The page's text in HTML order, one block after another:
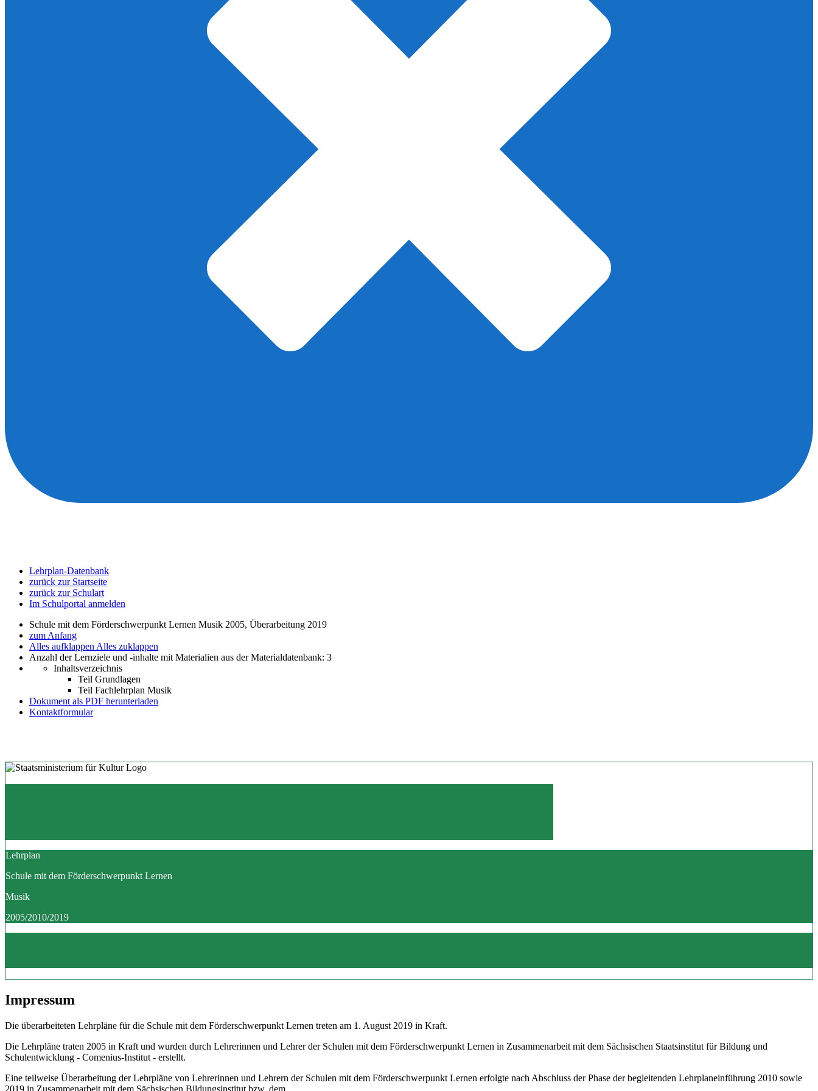
Lehrplan-Datenbank
zurück zur Startseite
zurück zur Schulart
Im Schulportal anmelden
Schule mit dem Förderschwerpunkt Lernen Musik 2005, Überarbeitung 2019
zum Anfang
Alles aufklappen Alles zuklappen
Anzahl der Lernziele und -inhalte mit Materialien aus der Materialdatenbank: 3
Inhaltsverzeichnis
Teil Grundlagen
Teil Fachlehrplan Musik
Dokument als PDF herunterladen
Kontaktformular
Lehrplan
Schule mit dem Förderschwerpunkt Lernen
Musik
2005/2010/2019
Impressum
Die überarbeiteten Lehrpläne für die Schule mit dem Förderschwerpunkt Lernen treten am 1. August 2019 in Kraft.
Die Lehrpläne traten 2005 in Kraft und wurden durch Lehrerinnen und Lehrer der Schulen mit dem Förderschwerpunkt Lernen in Zusammenarbeit mit dem Sächsischen Staatsinstitut für Bildung und
Schulentwicklung - Comenius-Institut - erstellt.
Eine teilweise Überarbeitung der Lehrpläne von Lehrerinnen und Lehrern der Schulen mit dem Förderschwerpunkt Lernen erfolgte nach Abschluss der Phase der begleitenden Lehrplaneinführung 2010 sowie
2019 in Zusammenarbeit mit dem Sächsischen Bildungsinstitut bzw. dem